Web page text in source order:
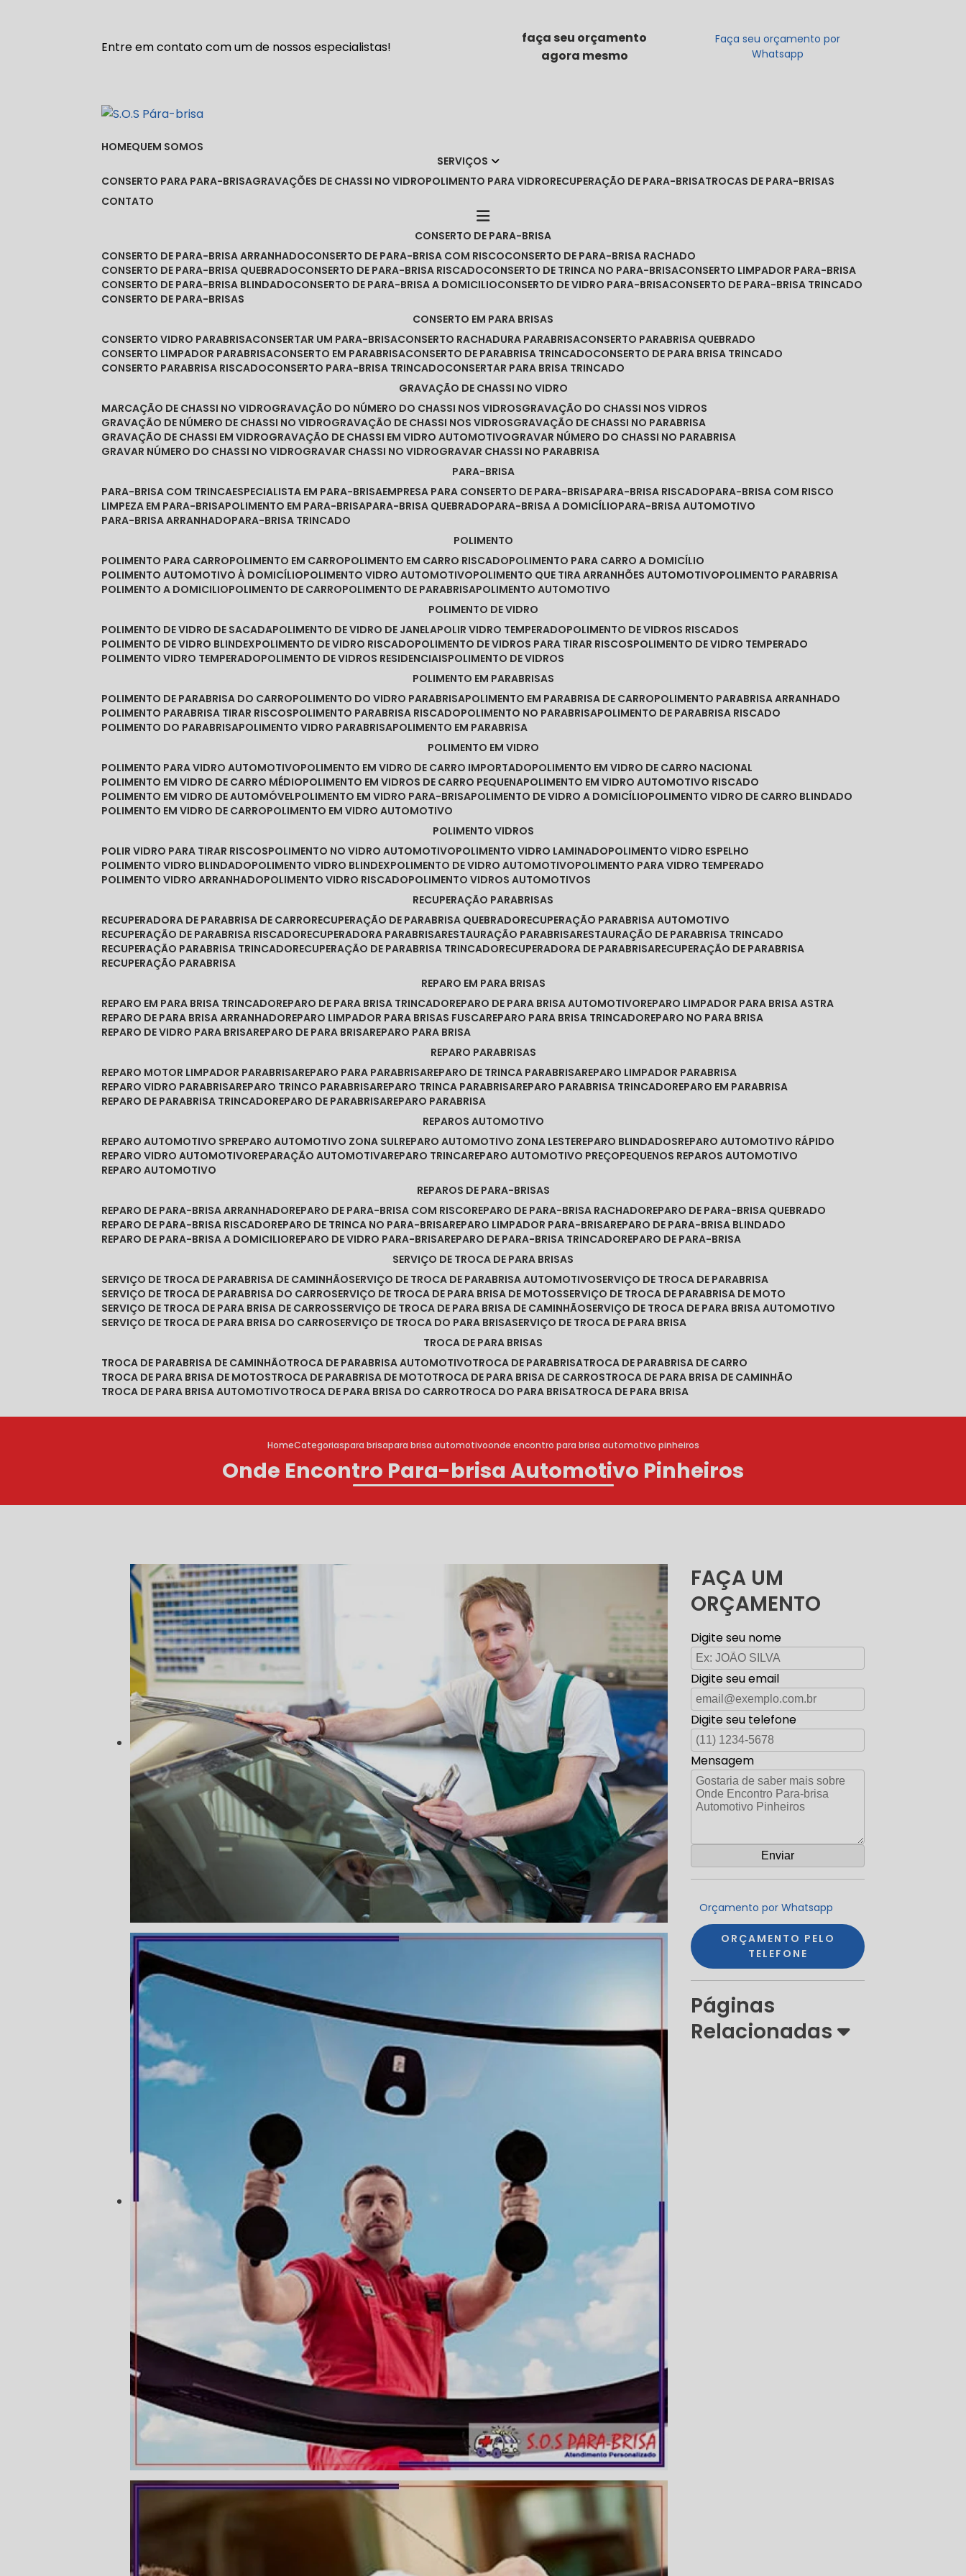
Entre em contato com um de nossos especialistas!
faça seu orçamento
agora mesmo
Faça seu orçamento por
Whatsapp
HOME
QUEM SOMOS
SERVIÇOS
CONSERTO PARA PARA-BRISA
GRAVAÇÕES DE CHASSI NO VIDRO POLIMENTO PARA VIDRO RECUPERAÇÃO DE PARA-BRISA TROCAS DE PARA-BRISAS
CONTATO
CONSERTO DE PARA-BRISA
CONSERTO DE PARA-BRISA ARRANHADO
CONSERTO DE PARA-BRISA COM RISCO
CONSERTO DE PARA-BRISA RACHADO
CONSERTO DE PARA-BRISA QUEBRADO
CONSERTO DE PARA-BRISA RISCADO CONSERTO DE TRINCA NO PARA-BRISA CONSERTO LIMPADOR PARA-BRISA
CONSERTO DE PARA-BRISA BLINDADO
CONSERTO DE PARA-BRISA A DOMICILIO CONSERTO DE VIDRO PARA-BRISA CONSERTO DE PARA-BRISA TRINCADO
CONSERTO DE PARA-BRISAS
CONSERTO EM PARA BRISAS
CONSERTO VIDRO PARABRISA CONSERTAR UM PARA-BRISA CONSERTO RACHADURA PARABRISA CONSERTO PARABRISA QUEBRADO
CONSERTO LIMPADOR PARABRISA CONSERTO EM PARABRISA CONSERTO DE PARABRISA TRINCADO
CONSERTO DE PARA BRISA TRINCADO
CONSERTO PARABRISA RISCADO
CONSERTO PARA-BRISA TRINCADO
CONSERTAR PARA BRISA TRINCADO
GRAVAÇÃO DE CHASSI NO VIDRO
MARCAÇÃO DE CHASSI NO VIDRO
GRAVAÇÃO DO NÚMERO DO CHASSI NOS VIDROS
GRAVAÇÃO DO CHASSI NOS VIDROS
GRAVAÇÃO DE NÚMERO DE CHASSI NO VIDRO
GRAVAÇÃO DE CHASSI NOS VIDROS
GRAVAÇÃO DE CHASSI NO PARABRISA
GRAVAÇÃO DE CHASSI EM VIDRO
GRAVAÇÃO DE CHASSI EM VIDRO AUTOMOTIVO
GRAVAR NÚMERO DO CHASSI NO PARABRISA
GRAVAR NÚMERO DO CHASSI NO VIDRO
GRAVAR CHASSI NO VIDRO
GRAVAR CHASSI NO PARABRISA
PARA-BRISA
PARA-BRISA COM TRINCA ESPECIALISTA EM PARA-BRISA EMPRESA PARA CONSERTO DE PARA-BRISA PARA-BRISA RISCADO PARA-BRISA COM RISCO
LIMPEZA EM PARA-BRISA POLIMENTO EM PARA-BRISA PARA-BRISA QUEBRADO PARA-BRISA A DOMICÍLIO PARA-BRISA AUTOMOTIVO
PARA-BRISA ARRANHADO PARA-BRISA TRINCADO
POLIMENTO
POLIMENTO PARA CARRO POLIMENTO EM CARRO POLIMENTO EM CARRO RISCADO POLIMENTO PARA CARRO A DOMICÍLIO
POLIMENTO AUTOMOTIVO À DOMICÍLIO POLIMENTO VIDRO AUTOMOTIVO POLIMENTO QUE TIRA ARRANHÕES AUTOMOTIVO POLIMENTO PARABRISA
POLIMENTO A DOMICILIO POLIMENTO DE CARRO POLIMENTO DE PARABRISA POLIMENTO AUTOMOTIVO
POLIMENTO DE VIDRO
POLIMENTO DE VIDRO DE SACADA POLIMENTO DE VIDRO DE JANELA POLIR VIDRO TEMPERADO POLIMENTO DE VIDROS RISCADOS
POLIMENTO DE VIDRO BLINDEX POLIMENTO DE VIDRO RISCADO POLIMENTO DE VIDROS PARA TIRAR RISCOS POLIMENTO DE VIDRO TEMPERADO
POLIMENTO VIDRO TEMPERADO POLIMENTO DE VIDROS RESIDENCIAIS POLIMENTO DE VIDROS
POLIMENTO EM PARABRISAS
POLIMENTO DE PARABRISA DO CARRO POLIMENTO DO VIDRO PARABRISA POLIMENTO EM PARABRISA DE CARRO POLIMENTO PARABRISA ARRANHADO
POLIMENTO PARABRISA TIRAR RISCOS POLIMENTO PARABRISA RISCADO POLIMENTO NO PARABRISA POLIMENTO DE PARABRISA RISCADO
POLIMENTO DO PARABRISA POLIMENTO VIDRO PARABRISA POLIMENTO EM PARABRISA
POLIMENTO EM VIDRO
POLIMENTO PARA VIDRO AUTOMOTIVO POLIMENTO EM VIDRO DE CARRO IMPORTADO POLIMENTO EM VIDRO DE CARRO NACIONAL
POLIMENTO EM VIDRO DE CARRO MÉDIO POLIMENTO EM VIDROS DE CARRO PEQUENA POLIMENTO EM VIDRO AUTOMOTIVO RISCADO
POLIMENTO EM VIDRO DE AUTOMÓVEL POLIMENTO EM VIDRO PARA-BRISA POLIMENTO DE VIDRO A DOMICÍLIO POLIMENTO VIDRO DE CARRO BLINDADO
POLIMENTO EM VIDRO DE CARRO POLIMENTO EM VIDRO AUTOMOTIVO
POLIMENTO VIDROS
POLIR VIDRO PARA TIRAR RISCOS POLIMENTO NO VIDRO AUTOMOTIVO POLIMENTO VIDRO LAMINADO POLIMENTO VIDRO ESPELHO
POLIMENTO VIDRO BLINDADO POLIMENTO VIDRO BLINDEX POLIMENTO DE VIDRO AUTOMOTIVO POLIMENTO PARA VIDRO TEMPERADO
POLIMENTO VIDRO ARRANHADO POLIMENTO VIDRO RISCADO POLIMENTO VIDROS AUTOMOTIVOS
RECUPERAÇÃO PARABRISAS
RECUPERADORA DE PARABRISA DE CARRO RECUPERAÇÃO DE PARABRISA QUEBRADO RECUPERAÇÃO PARABRISA AUTOMOTIVO
RECUPERAÇÃO DE PARABRISA RISCADO RECUPERADORA PARABRISA RESTAURAÇÃO PARABRISA RESTAURAÇÃO DE PARABRISA TRINCADO
RECUPERAÇÃO PARABRISA TRINCADO RECUPERAÇÃO DE PARABRISA TRINCADO RECUPERADORA DE PARABRISA RECUPERAÇÃO DE PARABRISA
RECUPERAÇÃO PARABRISA
REPARO EM PARA BRISAS
REPARO EM PARA BRISA TRINCADO REPARO DE PARA BRISA TRINCADO REPARO DE PARA BRISA AUTOMOTIVO REPARO LIMPADOR PARA BRISA ASTRA
REPARO DE PARA BRISA ARRANHADO REPARO LIMPADOR PARA BRISAS FUSCA REPARO PARA BRISA TRINCADO REPARO NO PARA BRISA
REPARO DE VIDRO PARA BRISA REPARO DE PARA BRISA REPARO PARA BRISA
REPARO PARABRISAS
REPARO MOTOR LIMPADOR PARABRISA REPARO PARA PARABRISA REPARO DE TRINCA PARABRISA REPARO LIMPADOR PARABRISA
REPARO VIDRO PARABRISA REPARO TRINCO PARABRISA REPARO TRINCA PARABRISA REPARO PARABRISA TRINCADO REPARO EM PARABRISA
REPARO DE PARABRISA TRINCADO REPARO DE PARABRISA REPARO PARABRISA
REPAROS AUTOMOTIVO
REPARO AUTOMOTIVO SP REPARO AUTOMOTIVO ZONA SUL REPARO AUTOMOTIVO ZONA LESTE REPARO BLINDADOS REPARO AUTOMOTIVO RÁPIDO
REPARO VIDRO AUTOMOTIVO REPARAÇÃO AUTOMOTIVA REPARO TRINCA REPARO AUTOMOTIVO PREÇO PEQUENOS REPAROS AUTOMOTIVO
REPARO AUTOMOTIVO
REPAROS DE PARA-BRISAS
REPARO DE PARA-BRISA ARRANHADO REPARO DE PARA-BRISA COM RISCO REPARO DE PARA-BRISA RACHADO REPARO DE PARA-BRISA QUEBRADO
REPARO DE PARA-BRISA RISCADO REPARO DE TRINCA NO PARA-BRISA REPARO LIMPADOR PARA-BRISA REPARO DE PARA-BRISA BLINDADO
REPARO DE PARA-BRISA A DOMICILIO REPARO DE VIDRO PARA-BRISA REPARO DE PARA-BRISA TRINCADO REPARO DE PARA-BRISA
SERVIÇO DE TROCA DE PARA BRISAS
SERVIÇO DE TROCA DE PARABRISA DE CAMINHÃO SERVIÇO DE TROCA DE PARABRISA AUTOMOTIVO SERVIÇO DE TROCA DE PARABRISA
SERVIÇO DE TROCA DE PARABRISA DO CARRO SERVIÇO DE TROCA DE PARA BRISA DE MOTOS SERVIÇO DE TROCA DE PARABRISA DE MOTO
SERVIÇO DE TROCA DE PARA BRISA DE CARROS SERVIÇO DE TROCA DE PARA BRISA DE CAMINHÃO SERVIÇO DE TROCA DE PARA BRISA AUTOMOTIVO
SERVIÇO DE TROCA DE PARA BRISA DO CARRO SERVIÇO DE TROCA DO PARA BRISA SERVIÇO DE TROCA DE PARA BRISA
TROCA DE PARA BRISAS
TROCA DE PARABRISA DE CAMINHÃO TROCA DE PARABRISA AUTOMOTIVO TROCA DE PARABRISA TROCA DE PARABRISA DE CARRO
TROCA DE PARA BRISA DE MOTOS TROCA DE PARABRISA DE MOTO TROCA DE PARA BRISA DE CARROS TROCA DE PARA BRISA DE CAMINHÃO
TROCA DE PARA BRISA AUTOMOTIVO TROCA DE PARA BRISA DO CARRO TROCA DO PARA BRISA TROCA DE PARA BRISA
HomeCategoriaspara brisapara brisa automotivoonde encontro para brisa automotivo pinheiros
Onde Encontro Para-brisa Automotivo Pinheiros
FAÇA UM
ORÇAMENTO
Digite seu nome
Digite seu email
Digite seu telefone
Mensagem
Orçamento por Whatsapp
ORÇAMENTO PELO
TELEFONE
Páginas
Relacionadas